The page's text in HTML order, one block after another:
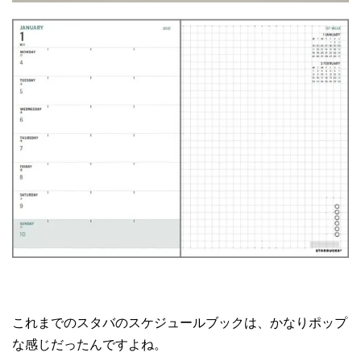
これまでのスタバのスケジュールブックは、かなりポップ
な感じだったんですよね。